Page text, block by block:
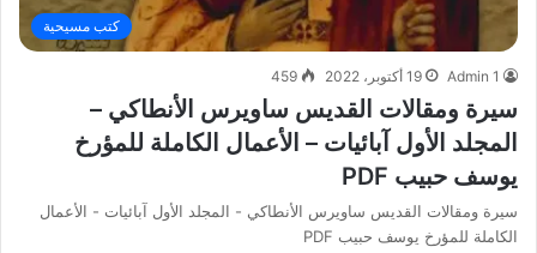
كتب مسيحية
Admin 1 19 أكتوبر، 2022 459
سيرة ومقالات القديس ساويرس الأنطاكي –
المجلد الأول آبائيات – الأعمال الكاملة للمؤرخ
يوسف حبيب PDF
سيرة ومقالات القديس ساويرس الأنطاكي - المجلد الأول آبائيات - الأعمال
الكاملة للمؤرخ يوسف حبيب PDF